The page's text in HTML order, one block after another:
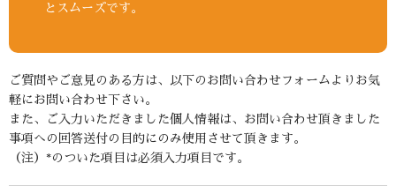
とスムーズです。
ご質問やご意見のある方は、以下のお問い合わせフォームよりお気
軽にお問い合わせ下さい。
また、ご入力いただきました個人情報は、お問い合わせ頂きました
事項への回答送付の目的にのみ使用させて頂きます。
（注）*のついた項目は必須入力項目です。